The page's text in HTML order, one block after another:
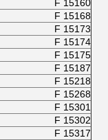
F 15160
F 15168
F 15173
F 15174
F 15175
F 15187
F 15218
F 15268
F 15301
F 15302
F 15317